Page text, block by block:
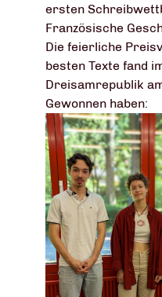
ersten
Französische
Die feierliche
besten Texte fand
Dreisamrepublik
Gewonnen haben: